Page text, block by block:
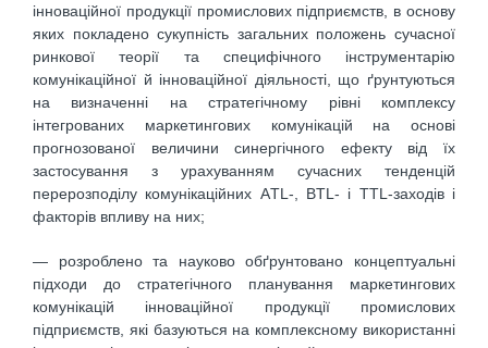
інноваційної продукції промислових підприємств, в основу
яких покладено сукупність загальних положень сучасної
ринкової теорії та специфічного інструментарію
комунікаційної й інноваційної діяльності, що ґрунтуються
на визначенні на стратегічному рівні комплексу
інтегрованих маркетингових комунікацій на основі
прогнозованої величини синергічного ефекту від їх
застосування з урахуванням сучасних тенденцій
перерозподілу комунікаційних АTL-, BTL- і ТTL-заходів і
факторів впливу на них;
— розроблено та науково обґрунтовано концептуальні
підходи до стратегічного планування маркетингових
комунікацій інноваційної продукції промислових
підприємств, які базуються на комплексному використанні